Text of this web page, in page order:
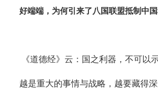
好端端，为何引来了八国联盟抵制中
《道德经》云：国之利器，不可以示
越是重大的事情与战略，越要藏得